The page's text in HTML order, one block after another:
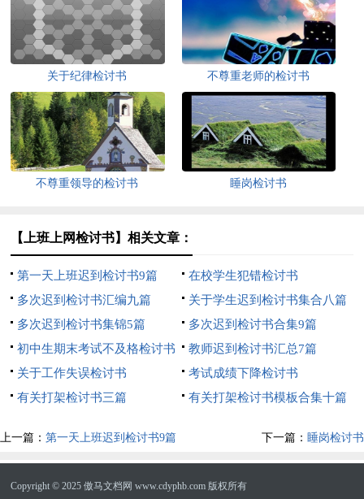
关于纪律检讨书 不尊重老师的检讨书
不尊重领导的检讨书 睡岗检讨书
【上班上网检讨书】相关文章：
第一天上班迟到检讨书9篇
在校学生犯错检讨书
多次迟到检讨书汇编九篇
关于学生迟到检讨书集合八篇
多次迟到检讨书集锦5篇
多次迟到检讨书合集9篇
初中生期末考试不及格检讨书
教师迟到检讨书汇总7篇
关于工作失误检讨书
考试成绩下降检讨书
有关打架检讨书三篇
有关打架检讨书模板合集十篇
上一篇： 第一天上班迟到检讨书9篇 下一篇： 睡岗检讨书
Copyright © 2025傲马文档网 www.cdyphb.com 版权所有